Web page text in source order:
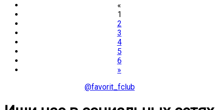
«
1
2
3
4
5
6
»
@favorit_fclub